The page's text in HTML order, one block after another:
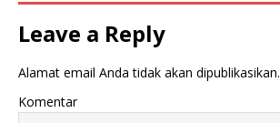
Leave a Reply
Alamat email Anda tidak akan dipublikasikan.
Komentar